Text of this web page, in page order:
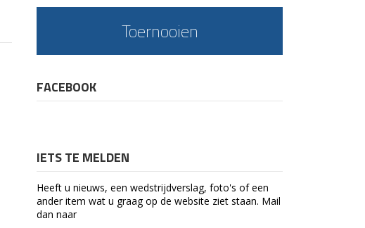
Toernooien
FACEBOOK
IETS TE MELDEN
Heeft u nieuws, een wedstrijdverslag, foto's of een
ander item wat u graag op de website ziet staan. Mail
dan naar